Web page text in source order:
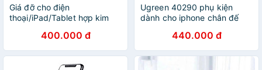
Giá đỡ cho điện
thoại/iPad/Tablet hợp kim
Hàng Chính Hãng
400.000 đ
Ugreen 40290 phụ kiện
dành cho iphone chân đế
Original bằng nhôm có thể
xếp được LP472 20040290
- Hàng chính hãng
440.000 đ